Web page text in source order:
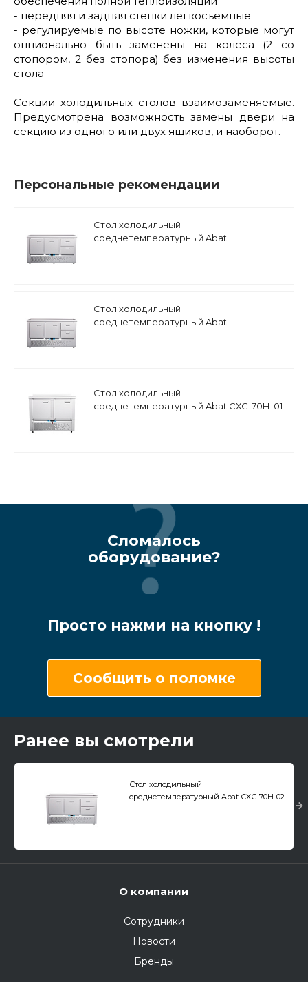
- передняя и задняя стенки легкосъемные
- регулируемые по высоте ножки, которые могут
опционально быть заменены на колеса (2 со
стопором, 2 без стопора) без изменения высоты
стола
Секции холодильных столов взаимозаменяемые.
Предусмотрена возможность замены двери на
секцию из одного или двух ящиков, и наоборот.
Персональные рекомендации
Стол холодильный
среднетемпературный Abat
Стол холодильный
среднетемпературный Abat
Стол холодильный
среднетемпературный Abat СХС-70Н-01
Сломалось
оборудование?
Просто нажми на кнопку !
Сообщить о поломке
Ранее вы смотрели
Стол холодильный
среднетемпературный Abat СХС-70Н-02
О компании
Сотрудники
Новости
Бренды